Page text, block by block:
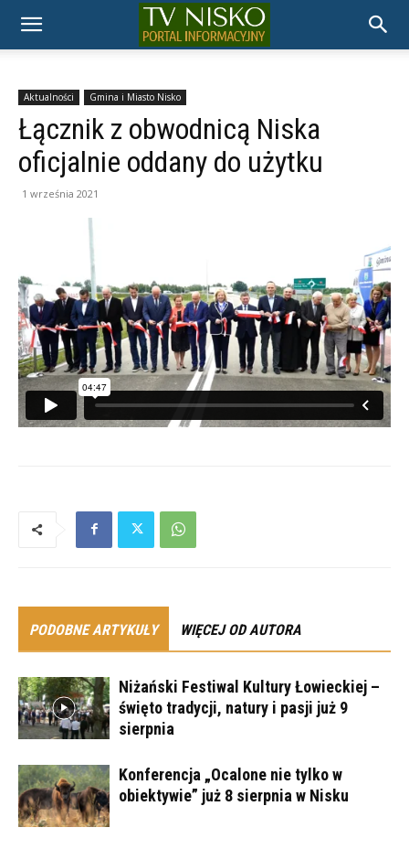
TELEWIZJA
NISKO
Aktualności Gmina i Miasto Nisko
Łącznik z obwodnicą Niska
oficjalnie oddany do użytku
1 września 2021
PODOBNE ARTYKUŁY WIĘCEJ OD AUTORA
Niżański Festiwal Kultury Łowieckiej –
święto tradycji, natury i pasji już 9
sierpnia
Konferencja „Ocalone nie tylko w
obiektywie” już 8 sierpnia w Nisku